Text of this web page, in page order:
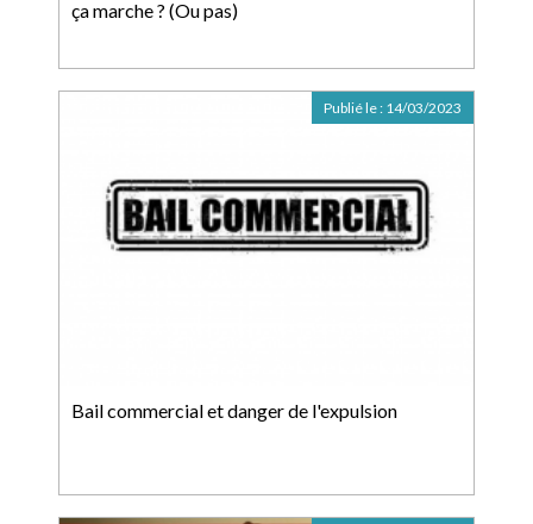
ça marche ? (Ou pas)
Bail commercial et danger de l'expulsion
Publié le : 14/03/2023